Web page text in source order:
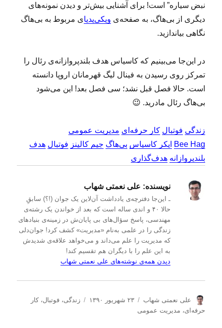
نبض سیاره” است! برای آشنایی بیش‌تر و دیدن نمونه‌های
دیگری از بی‌هاگ، به صفحه‌ی ویکی‌پدیای مربوط به بی‌هاگ
نگاهی بیاندازید.
در این‌جا می‌بینیم که کاسیاس هدف بلندپروازانه‌ی رئال را
تمرکز روی رسیدن به فینال لیگ قهرمانان اروپا دانسته
است. حالا فصل قبل نشد؛ سی فصل بعد! این می‌‌شود
بی‌هاگ رئال مادرید. 😉
زندگی فوتبال کار حرفه‌ای مدیریت عمومی
Bee Hag
ایکر کاسیاس بی‌هاگ جیم کالینز فوتبال هدف
بلندپروازانه هدف‌گذاری
نویسنده: علی نعمتی شهاب
ـ این‌جا دفترچه‌ی یادداشت‌ آن‌لاین یک جوان (!؟) سابقِ
حالا ۴۰ و اندی ساله است که بعد از خواندن یک رشته‌ی
مهندسی، پاسخ سؤال‌های بی پایان‌ش در زمینه‌ی بنیادهای
زندگی را در علمی به‌نام «مدیریت» کشف کرد! جوان‌دلی
که مدیریت را علم می‌داند و می‌خواهد علاقه‌ی شدیدش
به این علم را با دیگران هم تقسیم کند!
دیدن همه‌ی نوشته‌های علی نعمتی شهاب
ن
و
علی نعمتی شهاب
ا۲۳ شهریور ۱۳۹۰
دزندگی،فوتبال،کار
حرفه‌ای، مدیریت عمومی